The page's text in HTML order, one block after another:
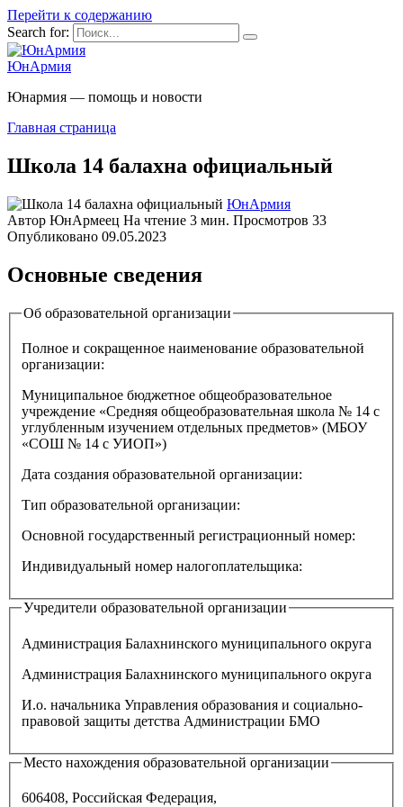
Перейти к содержанию
Search for:
ЮнАрмия
Юнармия — помощь и новости
Главная страница
Школа 14 балахна официальный
ЮнАрмия
Автор ЮнАрмеец На чтение 3 мин. Просмотров 33
Опубликовано 09.05.2023
Основные сведения
Об образовательной организации
Полное и сокращенное наименование образовательной
организации:
Муниципальное бюджетное общеобразовательное
учреждение «Средняя общеобразовательная школа № 14 с
углубленным изучением отдельных предметов» (МБОУ
«СОШ № 14 с УИОП»)
Дата создания образовательной организации:
Тип образовательной организации:
Основной государственный регистрационный номер:
Индивидуальный номер налогоплательщика:
Учредители образовательной организации
Администрация Балахнинского муниципального округа
Администрация Балахнинского муниципального округа
И.о. начальника Управления образования и социально-
правовой защиты детства Администрации БМО
Место нахождения образовательной организации
606408, Российская Федерация,